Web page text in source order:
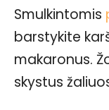
Smulkintomis
barstykite
makaronus.
skystus